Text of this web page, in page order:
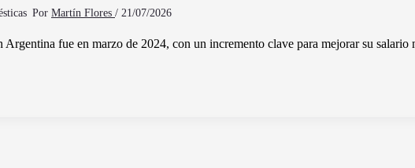
Por Martín Flores / 21/07/2026
Argentina fue en marzo de 2024, con un incremento clave para mejorar su salario